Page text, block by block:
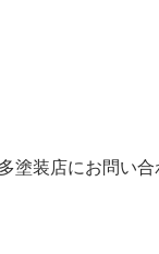
装店にお問い合